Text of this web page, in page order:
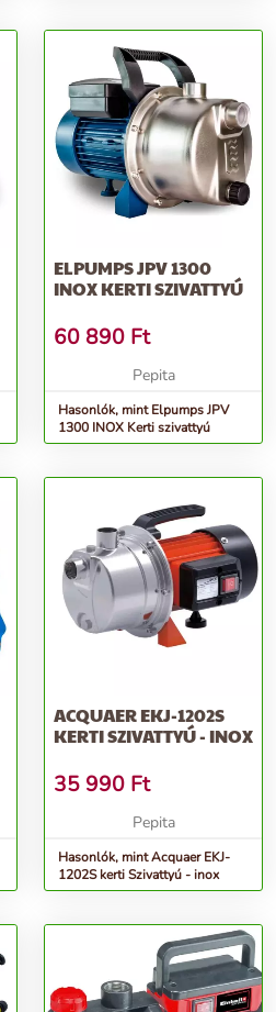
ELPUMPS JPV 1300
INOX KERTI SZIVATTYÚ
60 890 Ft
Pepita
Hasonlók, mint Elpumps JPV
1300 INOX Kerti szivattyú
ACQUAER EKJ-1202S
KERTI SZIVATTYÚ - INOX
35 990 Ft
Pepita
Hasonlók, mint Acquaer EKJ-
1202S kerti Szivattyú - inox